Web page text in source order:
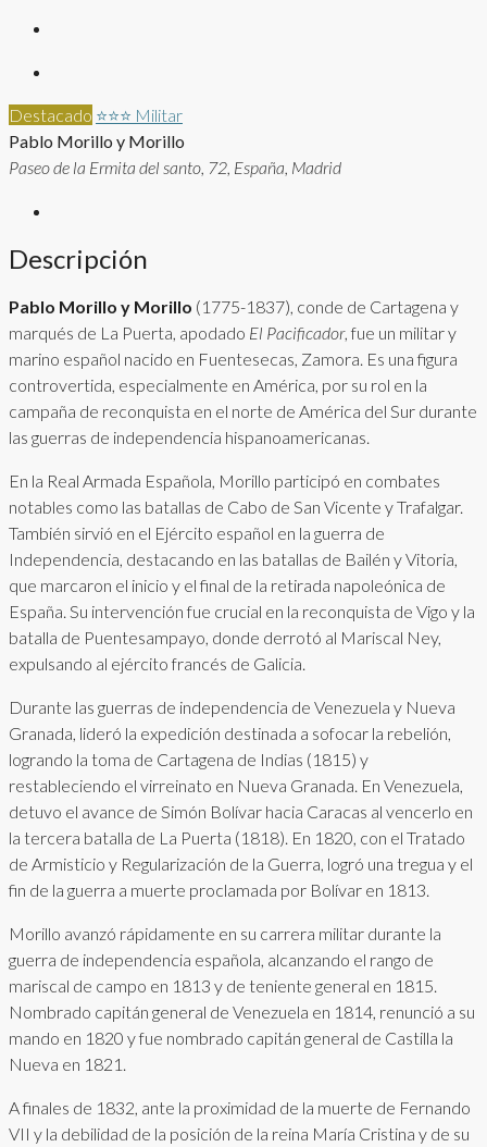
Destacado ⭐⭐⭐ Militar
Pablo Morillo y Morillo
Paseo de la Ermita del santo, 72, España, Madrid
Descripción
Pablo Morillo y Morillo (1775-1837), conde de Cartagena y
marqués de La Puerta, apodado El Pacificador, fue un militar y
marino español nacido en Fuentesecas, Zamora. Es una figura
controvertida, especialmente en América, por su rol en la
campaña de reconquista en el norte de América del Sur durante
las guerras de independencia hispanoamericanas.
En la Real Armada Española, Morillo participó en combates
notables como las batallas de Cabo de San Vicente y Trafalgar.
También sirvió en el Ejército español en la guerra de
Independencia, destacando en las batallas de Bailén y Vitoria,
que marcaron el inicio y el final de la retirada napoleónica de
España. Su intervención fue crucial en la reconquista de Vigo y la
batalla de Puentesampayo, donde derrotó al Mariscal Ney,
expulsando al ejército francés de Galicia.
Durante las guerras de independencia de Venezuela y Nueva
Granada, lideró la expedición destinada a sofocar la rebelión,
logrando la toma de Cartagena de Indias (1815) y
restableciendo el virreinato en Nueva Granada. En Venezuela,
detuvo el avance de Simón Bolívar hacia Caracas al vencerlo en
la tercera batalla de La Puerta (1818). En 1820, con el Tratado
de Armisticio y Regularización de la Guerra, logró una tregua y el
fin de la guerra a muerte proclamada por Bolívar en 1813.
Morillo avanzó rápidamente en su carrera militar durante la
guerra de independencia española, alcanzando el rango de
mariscal de campo en 1813 y de teniente general en 1815.
Nombrado capitán general de Venezuela en 1814, renunció a su
mando en 1820 y fue nombrado capitán general de Castilla la
Nueva en 1821.
A finales de 1832, ante la proximidad de la muerte de Fernando
VII y la debilidad de la posición de la reina María Cristina y de su